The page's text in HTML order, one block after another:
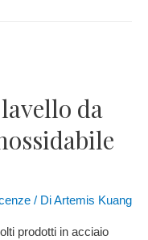
da
/ DiArtemis Kuang
prodotti in acciaio